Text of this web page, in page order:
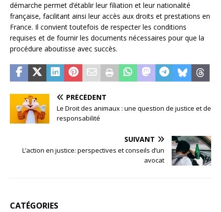
démarche permet d’établir leur filiation et leur nationalité
française, facilitant ainsi leur accès aux droits et prestations en
France. Il convient toutefois de respecter les conditions
requises et de fournir les documents nécessaires pour que la
procédure aboutisse avec succès.
PRÉCÉDENT
Le Droit des animaux : une question de justice et de
responsabilité
SUIVANT
L’action en justice: perspectives et conseils d’un
avocat
CATÉGORIES